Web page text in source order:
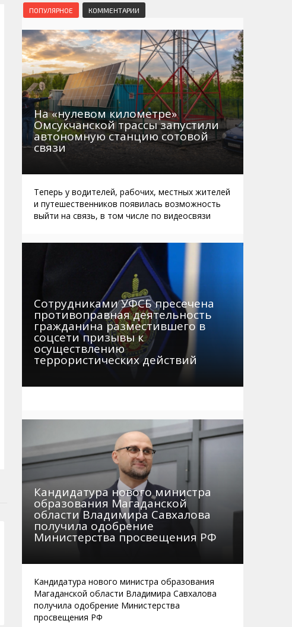
Маршруты. Улицы, остановки
Автобусы Магадан – Аэропорт
Таблица приливов отливов
Мошенники
Интернет
Жилье
Не мусорить
Браконьеры
ПОПУЛЯРНОЕ КОММЕНТАРИИ
На «нулевом километре»
Омсукчанской трассы запустили
автономную станцию сотовой
связи
Теперь у водителей, рабочих, местных жителей
и путешественников появилась возможность
выйти на связь, в том числе по видеосвязи
Сотрудниками УФСБ пресечена
противоправная деятельность
гражданина разместившего в
соцсети призывы к
осуществлению
террористических действий
Кандидатура нового министра
образования Магаданской
области Владимира Савхалова
получила одобрение
Министерства просвещения РФ
Кандидатура нового министра образования
Магаданской области Владимира Савхалова
получила одобрение Министерства
просвещения РФ